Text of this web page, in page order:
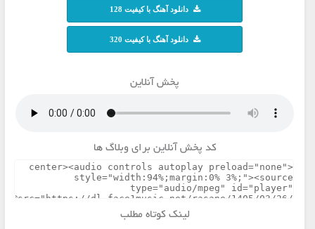
دانلود آهنگ با کیفیت 128
دانلود آهنگ با کیفیت 320
پخش آنلاین
کد پخش آنلاین برای وبلاگ ها
لینک کوتاه مطلب